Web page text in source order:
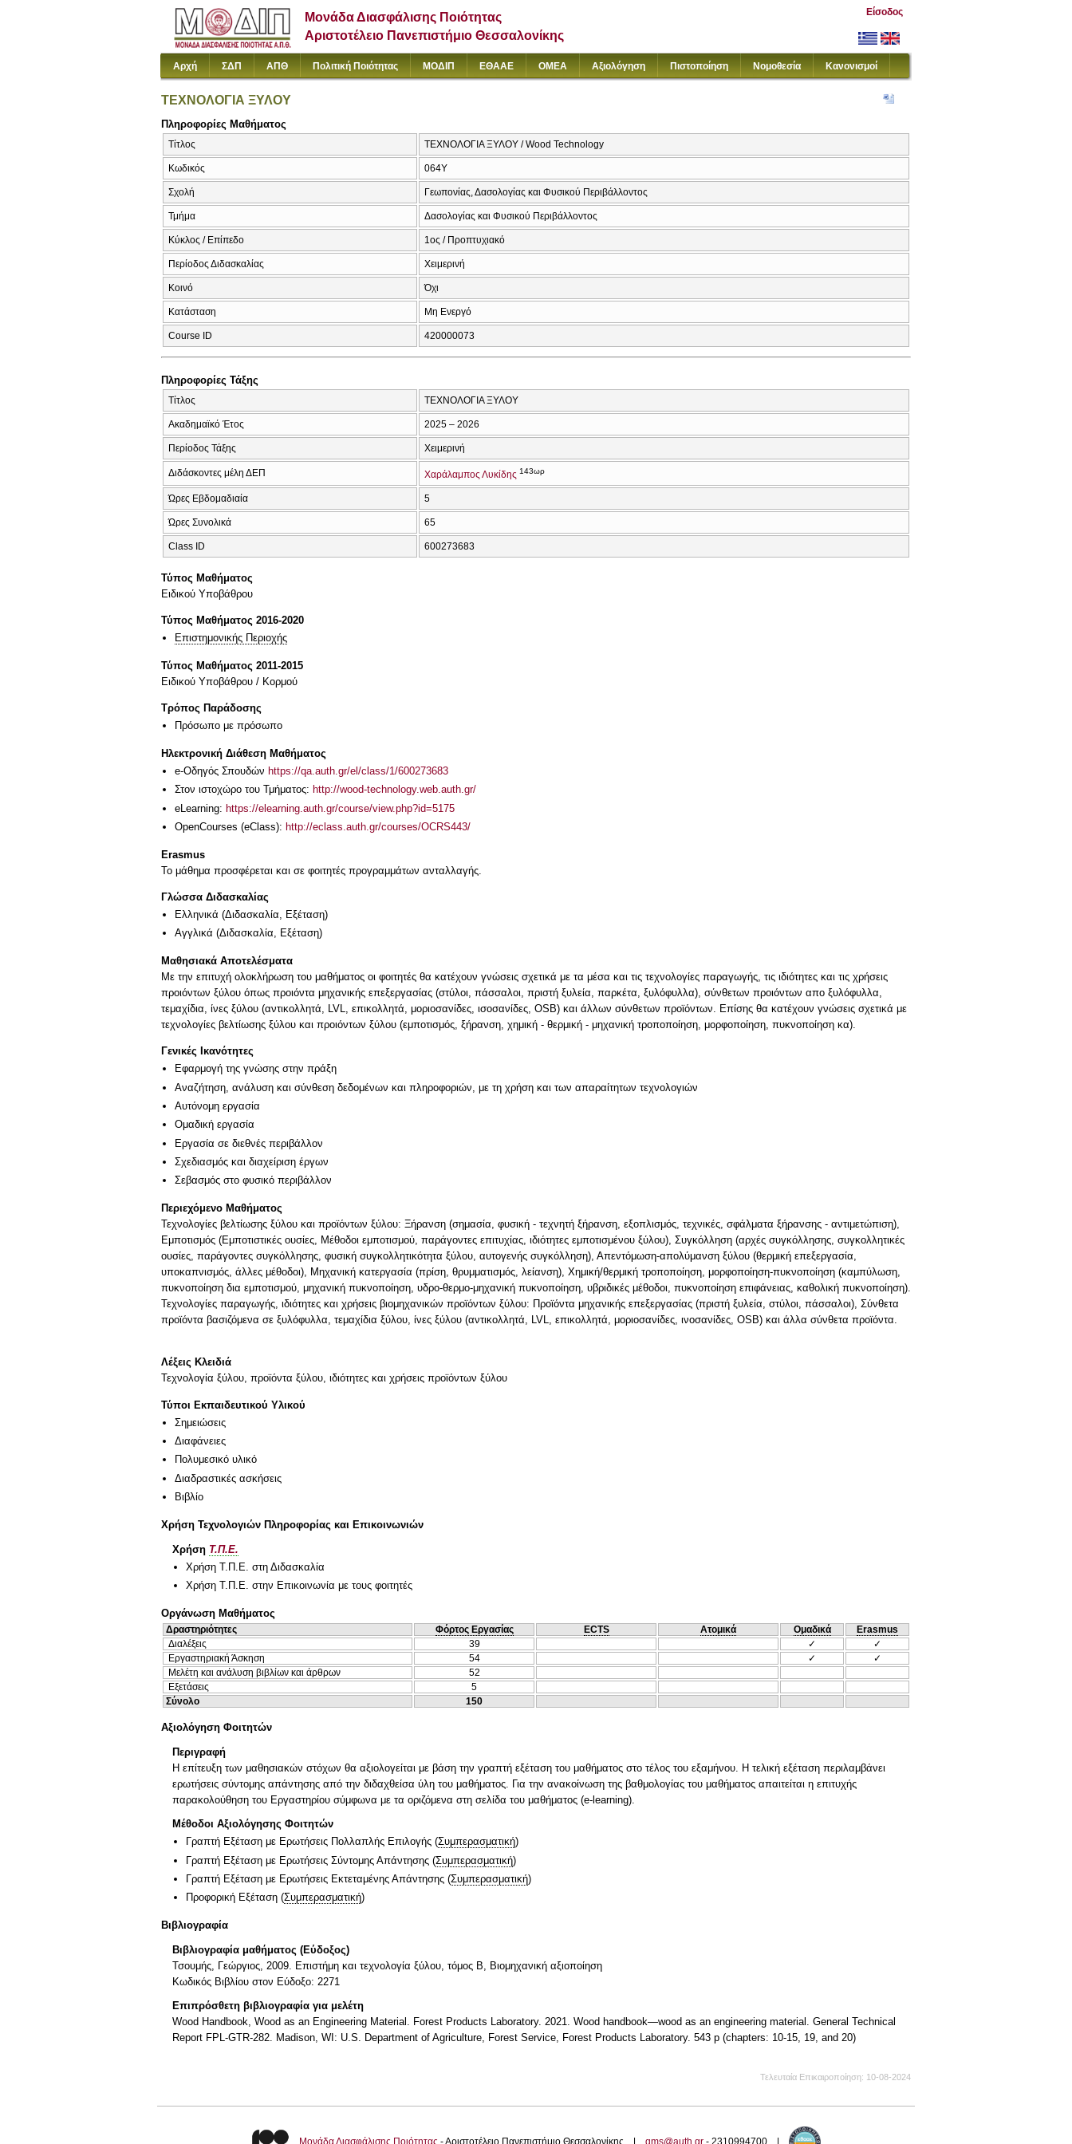
Μονάδα Διασφάλισης Ποιότητας
Αριστοτέλειο Πανεπιστήμιο Θεσσαλονίκης
Είσοδος
Αρχή ΣΔΠ ΑΠΘ Πολιτική Ποιότητας ΜΟΔΙΠ ΕΘΑΑΕ ΟΜΕΑ Αξιολόγηση Πιστοποίηση Νομοθεσία Κανονισμοί
ΤΕΧΝΟΛΟΓΙΑ ΞΥΛΟΥ
Πληροφορίες Μαθήματος
Τίτλος ΤΕΧΝΟΛΟΓΙΑ ΞΥΛΟΥ / Wood Technology
Κωδικός 064Υ
Σχολή Γεωπονίας, Δασολογίας και Φυσικού Περιβάλλοντος
Τμήμα Δασολογίας και Φυσικού Περιβάλλοντος
Κύκλος / Επίπεδο 1ος / Προπτυχιακό
Περίοδος Διδασκαλίας Χειμερινή
Κοινό Όχι
Κατάσταση Μη Ενεργό
Course ID 420000073
Πληροφορίες Τάξης
Τίτλος ΤΕΧΝΟΛΟΓΙΑ ΞΥΛΟΥ
Ακαδημαϊκό Έτος 2025 – 2026
Περίοδος Τάξης Χειμερινή
Διδάσκοντες μέλη ΔΕΠ Χαράλαμπος Λυκίδης 143ωρ
Ώρες Εβδομαδιαία 5
Ώρες Συνολικά 65
Class ID 600273683
Τύπος Μαθήματος
Ειδικού Υποβάθρου
Τύπος Μαθήματος 2016-2020
Επιστημονικής Περιοχής
Τύπος Μαθήματος 2011-2015
Ειδικού Υποβάθρου / Κορμού
Τρόπος Παράδοσης
Πρόσωπο με πρόσωπο
Ηλεκτρονική Διάθεση Μαθήματος
e-Οδηγός Σπουδών https://qa.auth.gr/el/class/1/600273683
Στον ιστοχώρο του Τμήματος: http://wood-technology.web.auth.gr/
eLearning: https://elearning.auth.gr/course/view.php?id=5175
OpenCourses (eClass): http://eclass.auth.gr/courses/OCRS443/
Erasmus
Το μάθημα προσφέρεται και σε φοιτητές προγραμμάτων ανταλλαγής.
Γλώσσα Διδασκαλίας
Ελληνικά (Διδασκαλία, Εξέταση)
Αγγλικά (Διδασκαλία, Εξέταση)
Μαθησιακά Αποτελέσματα
Με την επιτυχή ολοκλήρωση του μαθήματος οι φοιτητές θα κατέχουν γνώσεις σχετικά με τα μέσα και τις τεχνολογίες παραγωγής, τις ιδιότητες και τις χρήσεις
προιόντων ξύλου όπως προιόντα μηχανικής επεξεργασίας (στύλοι, πάσσαλοι, πριστή ξυλεία, παρκέτα, ξυλόφυλλα), σύνθετων προιόντων απο ξυλόφυλλα,
τεμαχίδια, ίνες ξύλου (αντικολλητά, LVL, επικολλητά, μοριοσανίδες, ισοσανίδες, OSB) και άλλων σύνθετων προϊόντων. Επίσης θα κατέχουν γνώσεις σχετικά με
Γενικές Ικανότητες
Εφαρμογή της γνώσης στην πράξη
Αναζήτηση, ανάλυση και σύνθεση δεδομένων και πληροφοριών, με τη χρήση και των απαραίτητων τεχνολογιών
Αυτόνομη εργασία
Ομαδική εργασία
Εργασία σε διεθνές περιβάλλον
Σχεδιασμός και διαχείριση έργων
Σεβασμός στο φυσικό περιβάλλον
Περιεχόμενο Μαθήματος
Τεχνολογίες βελτίωσης ξύλου και προϊόντων ξύλου: Ξήρανση (σημασία, φυσική - τεχνητή ξήρανση, εξοπλισμός, τεχνικές, σφάλματα ξήρανσης - αντιμετώπιση),
Εμποτισμός (Εμποτιστικές ουσίες, Μέθοδοι εμποτισμού, παράγοντες επιτυχίας, ιδιότητες εμποτισμένου ξύλου), Συγκόλληση (αρχές συγκόλλησης, συγκολλητικές
ουσίες, παράγοντες συγκόλλησης, φυσική συγκολλητικότητα ξύλου, αυτογενής συγκόλληση), Απεντόμωση-απολύμανση ξύλου (θερμική επεξεργασία,
υποκαπνισμός, άλλες μέθοδοι), Μηχανική κατεργασία (πρίση, θρυμματισμός, λείανση), Χημική/θερμική τροποποίηση, μορφοποίηση-πυκνοποίηση (καμπύλωση,
πυκνοποίηση δια εμποτισμού, μηχανική πυκνοποίηση, υδρο-θερμο-μηχανική πυκνοποίηση, υβριδικές μέθοδοι, πυκνοποίηση επιφάνειας, καθολική πυκνοποίηση).
Τεχνολογίες παραγωγής, ιδιότητες και χρήσεις βιομηχανικών προϊόντων ξύλου: Προϊόντα μηχανικής επεξεργασίας (πριστή ξυλεία, στύλοι, πάσσαλοι), Σύνθετα
προϊόντα βασιζόμενα σε ξυλόφυλλα, τεμαχίδια ξύλου, ίνες ξύλου (αντικολλητά, LVL, επικολλητά, μοριοσανίδες, ινοσανίδες, OSB) και άλλα σύνθετα προϊόντα.
Λέξεις Κλειδιά
Τεχνολογία ξύλου, προϊόντα ξύλου, ιδιότητες και χρήσεις προϊόντων ξύλου
Τύποι Εκπαιδευτικού Υλικού
Σημειώσεις
Διαφάνειες
Πολυμεσικό υλικό
Διαδραστικές ασκήσεις
Βιβλίο
Χρήση Τεχνολογιών Πληροφορίας και Επικοινωνιών
Χρήση Τ.Π.Ε.
Χρήση Τ.Π.Ε. στη Διδασκαλία
Χρήση Τ.Π.Ε. στην Επικοινωνία με τους φοιτητές
Οργάνωση Μαθήματος
Δραστηριότητες Φόρτος Εργασίας ECTS Ατομικά Ομαδικά
Erasmus
Διαλέξεις
39 ✓
✓
Εργαστηριακή Άσκηση
54 ✓
✓
Μελέτη και ανάλυση βιβλίων και άρθρων
52
Εξετάσεις
5
Σύνολο
150
Αξιολόγηση Φοιτητών
Περιγραφή
Η επίτευξη των μαθησιακών στόχων θα αξιολογείται με βάση την γραπτή εξέταση του μαθήματος στο τέλος του εξαμήνου. Η τελική εξέταση περιλαμβάνει
ερωτήσεις σύντομης απάντησης από την διδαχθείσα ύλη του μαθήματος. Για την ανακοίνωση της βαθμολογίας του μαθήματος απαιτείται η επιτυχής
παρακολούθηση του Εργαστηρίου σύμφωνα με τα οριζόμενα στη σελίδα του μαθήματος (e-learning).
Μέθοδοι Αξιολόγησης Φοιτητών
Γραπτή Εξέταση με Ερωτήσεις Πολλαπλής Επιλογής (Συμπερασματική)
Γραπτή Εξέταση με Ερωτήσεις Σύντομης Απάντησης (Συμπερασματική)
Γραπτή Εξέταση με Ερωτήσεις Εκτεταμένης Απάντησης (Συμπερασματική)
Προφορική Εξέταση (Συμπερασματική)
Βιβλιογραφία
Βιβλιογραφία μαθήματος (Εύδοξος)
Τσουμής, Γεώργιος, 2009. Επιστήμη και τεχνολογία ξύλου, τόμος Β, Βιομηχανική αξιοποίηση
Κωδικός Βιβλίου στον Εύδοξο: 2271
Επιπρόσθετη βιβλιογραφία για μελέτη
Wood Handbook, Wood as an Engineering Material. Forest Products Laboratory. 2021. Wood handbook—wood as an engineering material. General Technical
Report FPL-GTR-282. Madison, WI: U.S. Department of Agriculture, Forest Service, Forest Products Laboratory. 543 p (chapters: 10-15, 19, and 20)
Τελευταία Επικαιροποίηση 10-08-2024